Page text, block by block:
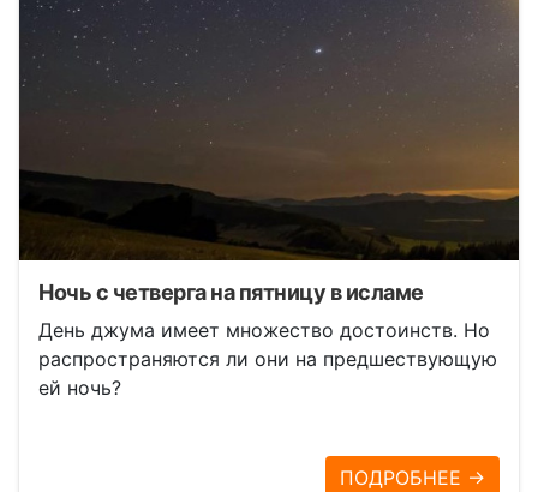
Ночь с четверга на пятницу в исламе
День джума имеет множество достоинств. Но
распространяются ли они на предшествующую
ей ночь?
ПОДРОБНЕЕ →